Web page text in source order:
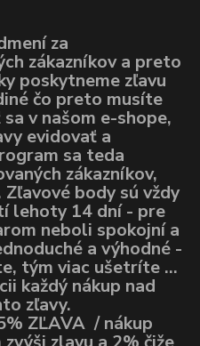
za
zákazníkov a preto
poskytneme zľavu
čo preto musíte
v našom e-shope,
evidovať a
sa teda
zákazníkov,
body sú vždy
lehoty 14 dní - pre
neboli spokojní a
a výhodné -
tým viac ušetríte ...
každý nákup nad
zľavy.
ZĽAVA / nákup